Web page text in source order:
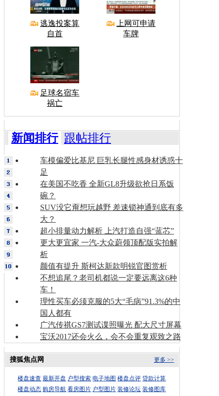
逃逸投案算
自首
上网可申请
车牌
足球名宿车
祸亡
新闻排行 跟帖排行
车模偏爱比基尼 巨乳长腿性感身材诱惑十
足
在美国不吃香 全新GL8升级欲抢日系饭
碗？
SUV没它甭想玩越野 差速锁神通到底有多
大？
超小排量动力解析 上汽打造自强“蓝芯”
更大更宜家 一汽-大众蔚领顶配版实拍解
析
颜值有提升 斯柯达新款明锐官图赏析
不想追尾？老司机都说一定要远离这6种
车！
理性买车必须克服的5大“毛病”91.3%的中
国人都有
广汽传祺GS7测试谍照曝光 配大尺寸屏幕
宝沃2017还会火么，会不会重复观致之路
更多 >>
搜狐焦点网
楼盘速查 最新开盘 户型搜索 电子地图 楼盘点评 贷款计算
楼盘动态 购房导航 看房图片 户型图片 装修论坛 装修图库